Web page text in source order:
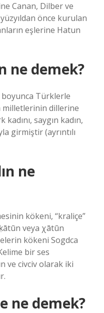
Canan, Dilber ve
önce kurulan
eşlerine Hatun
ne demek?
boyunca Türklerle
milletlerinin dillerine
saygın kadın,
girmiştir (ayrıntılı
ne
kökeni, “kraliçe”
veya χātūn
kökeni Sogdca
bir ses
ve civciv olarak iki
ne demek?